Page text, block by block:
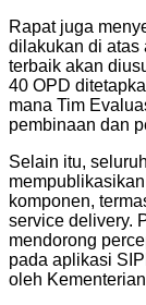
Rapat juga
dilakukan di atas
terbaik akan
40 OPD
mana Tim
pembinaan dan
Selain itu,
komponen,
service delivery.
mendorong
pada aplikasi
oleh